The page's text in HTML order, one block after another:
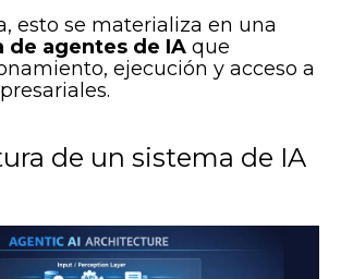
esto se materializa en una
de agentes de IA que
ejecución y acceso a
de un sistema de IA